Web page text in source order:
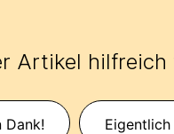
Artikel hilfreich
Dank!